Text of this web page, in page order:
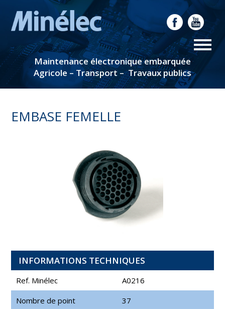
Maintenance électronique embarquée
Agricole – Transport – Travaux publics
EMBASE FEMELLE
INFORMATIONS TECHNIQUES
Ref. Minélec
A0216
Nombre de point
37